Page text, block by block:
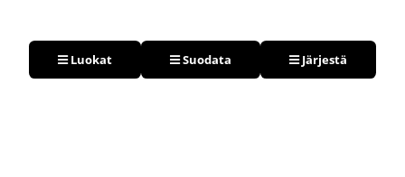
Luokat Suodata Järjestä